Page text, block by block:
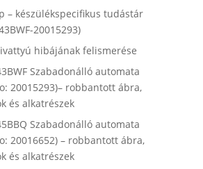
– készülékspecifikus tudástár
20015293)
hibájának felismerése
Szabadonálló automata
20015293)– robbantott ábra,
és alkatrészek
Szabadonálló automata
20016652) – robbantott ábra,
és alkatrészek